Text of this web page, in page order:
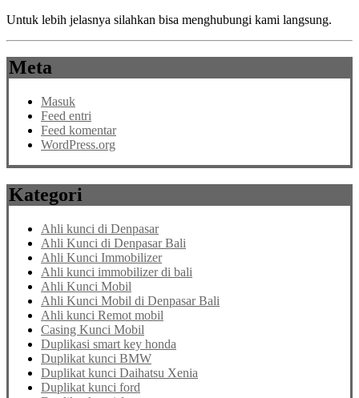
Untuk lebih jelasnya silahkan bisa menghubungi kami langsung.
Meta
Masuk
Feed entri
Feed komentar
WordPress.org
Kategori
Ahli kunci di Denpasar
Ahli Kunci di Denpasar Bali
Ahli Kunci Immobilizer
Ahli kunci immobilizer di bali
Ahli Kunci Mobil
Ahli Kunci Mobil di Denpasar Bali
Ahli kunci Remot mobil
Casing Kunci Mobil
Duplikasi smart key honda
Duplikat kunci BMW
Duplikat kunci Daihatsu Xenia
Duplikat kunci ford